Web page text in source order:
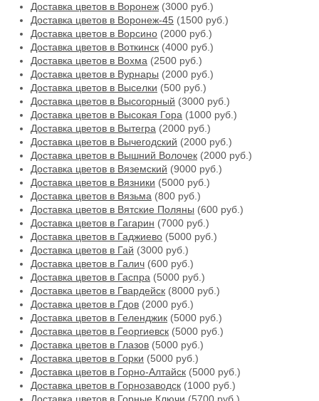
Доставка цветов в Воронеж (3000 руб.)
Доставка цветов в Воронеж-45 (1500 руб.)
Доставка цветов в Ворсино (2000 руб.)
Доставка цветов в Воткинск (4000 руб.)
Доставка цветов в Вохма (2500 руб.)
Доставка цветов в Вурнары (2000 руб.)
Доставка цветов в Выселки (500 руб.)
Доставка цветов в Высогорный (3000 руб.)
Доставка цветов в Высокая Гора (1000 руб.)
Доставка цветов в Вытегра (2000 руб.)
Доставка цветов в Вычегодский (2000 руб.)
Доставка цветов в Вышний Волочек (2000 руб.)
Доставка цветов в Вяземский (9000 руб.)
Доставка цветов в Вязники (5000 руб.)
Доставка цветов в Вязьма (800 руб.)
Доставка цветов в Вятские Поляны (600 руб.)
Доставка цветов в Гагарин (7000 руб.)
Доставка цветов в Гаджиево (5000 руб.)
Доставка цветов в Гай (3000 руб.)
Доставка цветов в Галич (600 руб.)
Доставка цветов в Гаспра (5000 руб.)
Доставка цветов в Гвардейск (8000 руб.)
Доставка цветов в Гдов (2000 руб.)
Доставка цветов в Геленджик (5000 руб.)
Доставка цветов в Георгиевск (5000 руб.)
Доставка цветов в Глазов (5000 руб.)
Доставка цветов в Горки (5000 руб.)
Доставка цветов в Горно-Алтайск (5000 руб.)
Доставка цветов в Горнозаводск (1000 руб.)